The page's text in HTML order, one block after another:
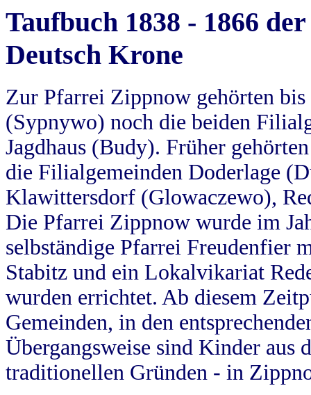
Taufbuch 1838 - 1866
Deutsch Krone
Zur Pfarrei Zippnow gehörten
(Sypnywo) noch die beiden
Jagdhaus (Budy). Früher
die Filialgemeinden Doderlage
Klawittersdorf (Glowaczewo),
Die Pfarrei Zippnow wurde im
selbständige Pfarrei Freudenfier
Stabitz und ein Lokalvikariat
wurden errichtet. Ab diesem
Gemeinden, in den
Übergangsweise sind Kinder aus
traditionellen Gründen - in